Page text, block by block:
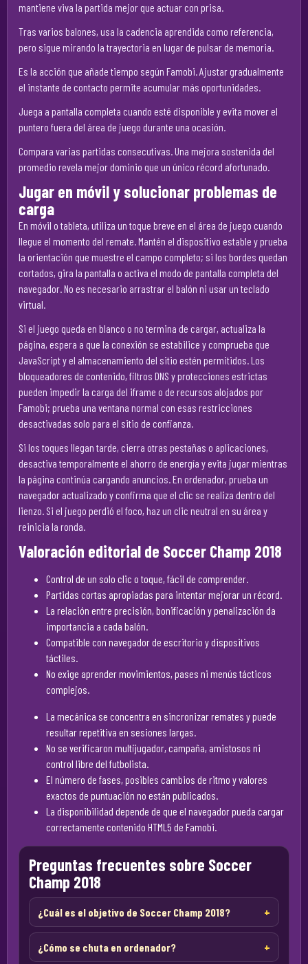
mantiene viva la partida mejor que actuar con prisa.
Tras varios balones, usa la cadencia aprendida como referencia,
pero sigue mirando la trayectoria en lugar de pulsar de memoria.
Es la acción que añade tiempo según Famobi. Ajustar gradualmente
el instante de contacto permite acumular más oportunidades.
Juega a pantalla completa cuando esté disponible y evita mover el
puntero fuera del área de juego durante una ocasión.
Compara varias partidas consecutivas. Una mejora sostenida del
promedio revela mejor dominio que un único récord afortunado.
Jugar en móvil y solucionar problemas de
carga
En móvil o tableta, utiliza un toque breve en el área de juego cuando
llegue el momento del remate. Mantén el dispositivo estable y prueba
la orientación que muestre el campo completo; si los bordes quedan
cortados, gira la pantalla o activa el modo de pantalla completa del
navegador. No es necesario arrastrar el balón ni usar un teclado
virtual.
Si el juego queda en blanco o no termina de cargar, actualiza la
página, espera a que la conexión se estabilice y comprueba que
JavaScript y el almacenamiento del sitio estén permitidos. Los
bloqueadores de contenido, filtros DNS y protecciones estrictas
pueden impedir la carga del iframe o de recursos alojados por
Famobi; prueba una ventana normal con esas restricciones
desactivadas solo para el sitio de confianza.
Si los toques llegan tarde, cierra otras pestañas o aplicaciones,
desactiva temporalmente el ahorro de energía y evita jugar mientras
la página continúa cargando anuncios. En ordenador, prueba un
navegador actualizado y confirma que el clic se realiza dentro del
lienzo. Si el juego perdió el foco, haz un clic neutral en su área y
reinicia la ronda.
Valoración editorial de Soccer Champ 2018
Control de un solo clic o toque, fácil de comprender.
Partidas cortas apropiadas para intentar mejorar un récord.
La relación entre precisión, bonificación y penalización da
importancia a cada balón.
Compatible con navegador de escritorio y dispositivos
táctiles.
No exige aprender movimientos, pases ni menús tácticos
complejos.
La mecánica se concentra en sincronizar remates y puede
resultar repetitiva en sesiones largas.
No se verificaron multijugador, campaña, amistosos ni
control libre del futbolista.
El número de fases, posibles cambios de ritmo y valores
exactos de puntuación no están publicados.
La disponibilidad depende de que el navegador pueda cargar
correctamente contenido HTML5 de Famobi.
Preguntas frecuentes sobre Soccer
Champ 2018
¿Cuál es el objetivo de Soccer Champ 2018?
¿Cómo se chuta en ordenador?